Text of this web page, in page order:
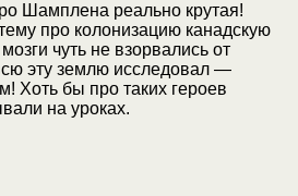
Шамплена реально крутая!
про колонизацию канадскую
чуть не взорвались от
эту землю исследовал —
Хоть бы про таких героев
на уроках.